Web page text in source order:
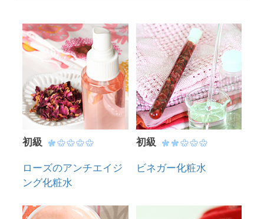
初級
ローズのアンチエイジ
ング化粧水
初級
ビネガー化粧水